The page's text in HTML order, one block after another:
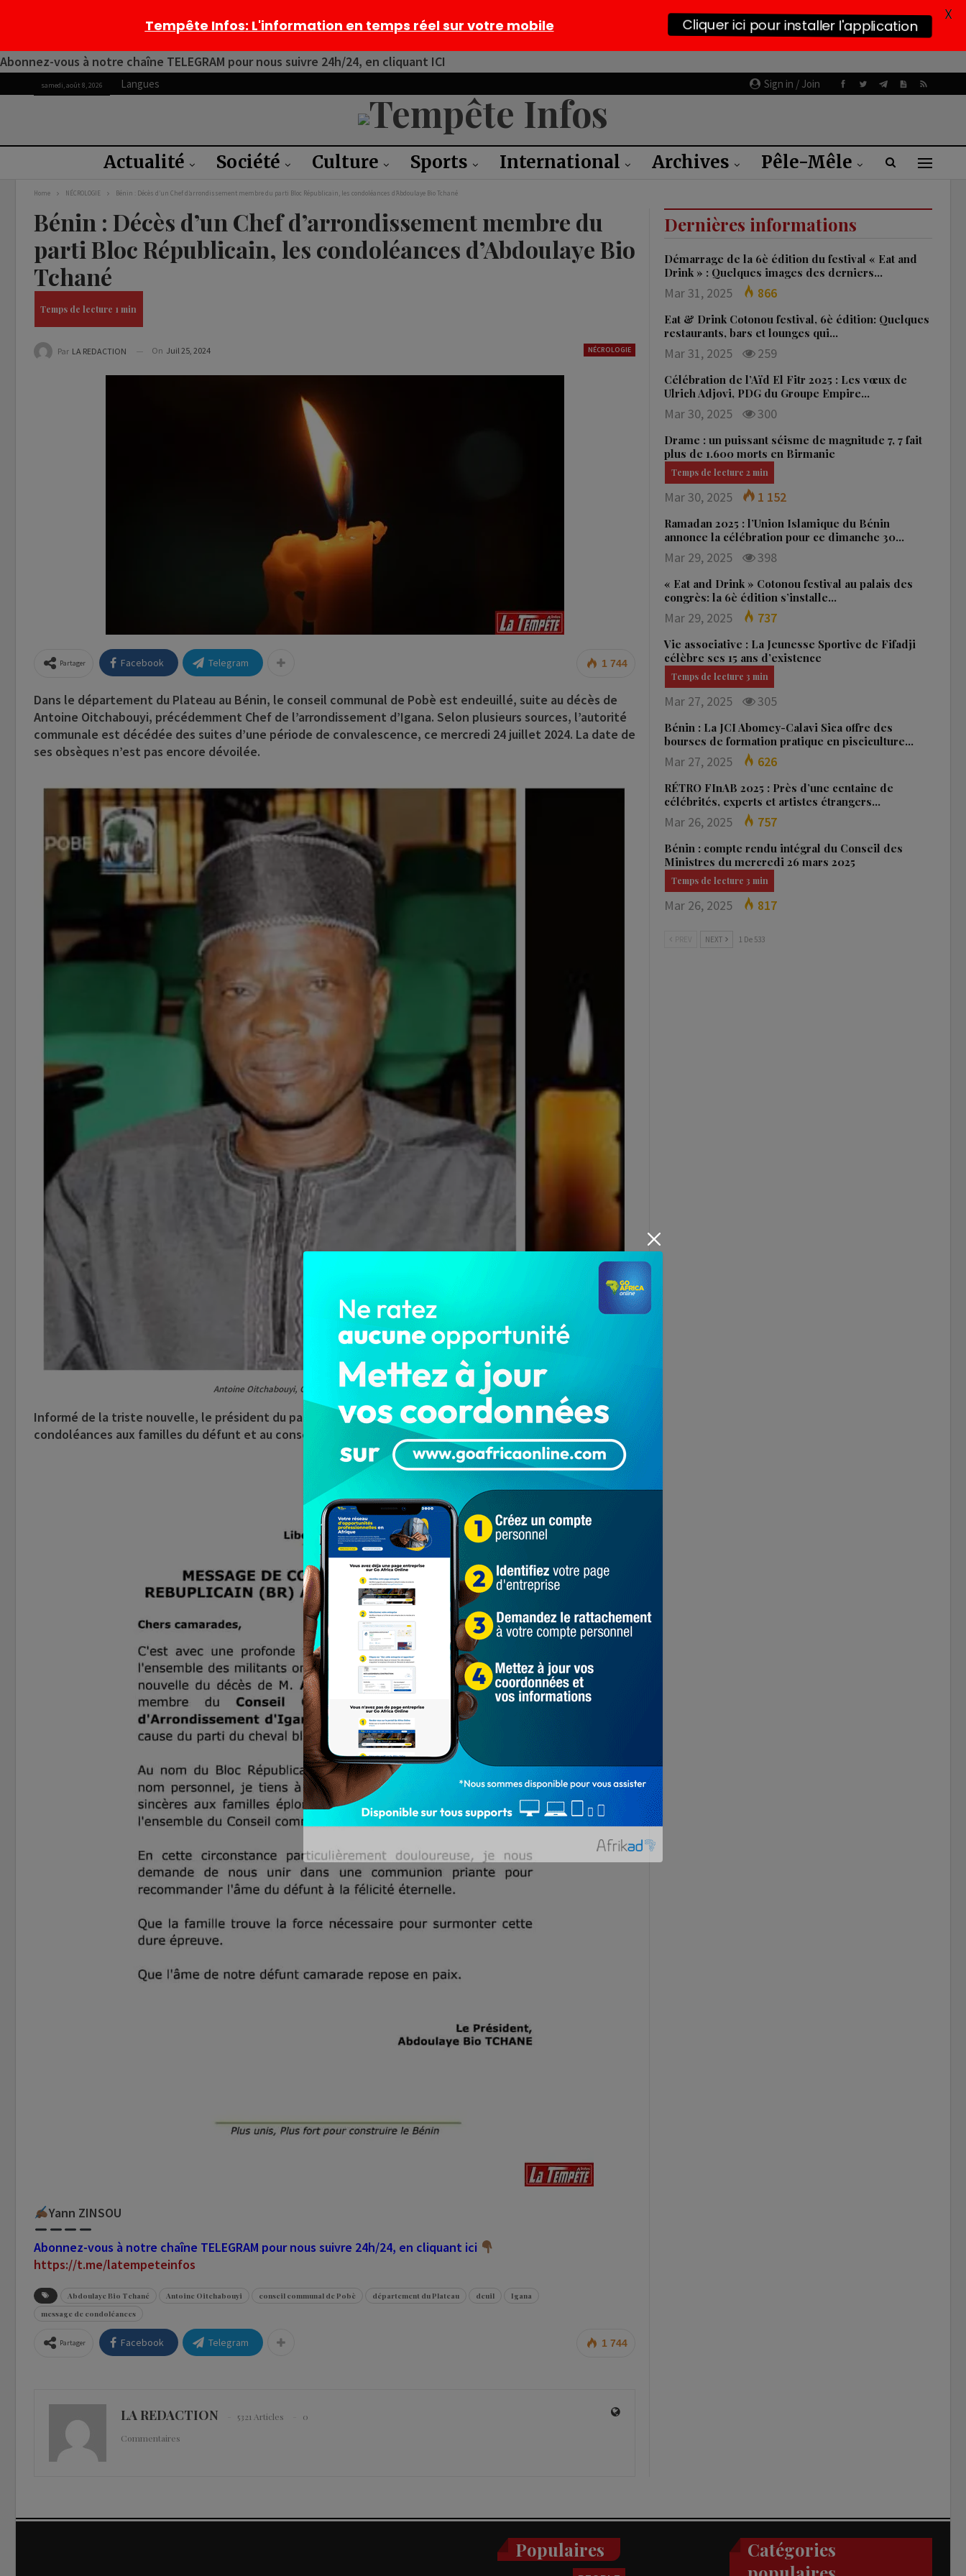
Abonnez-vous à notre chaîne TELEGRAM pour nous suivre 24h/24, en cliquant ICI
Sign in / Join
samedi, août 8, 2026 Langues
Actualité Société Culture Sports International Archives Pêle-Mêle
Home NÉCROLOGIE Bénin : Décès d’un Chef d’arrondissement membre du parti Bloc Républicain, les condoléances d’Abdoulaye Bio Tchané
Bénin : Décès d’un Chef d’arrondissement membre du
parti Bloc Républicain, les condoléances d’Abdoulaye Bio
Tchané
NÉCROLOGIE
Par LA REDACTION On Juil 25, 2024
1 744
Partager Facebook Telegram
Dans le département du Plateau au Bénin, le conseil communal de Pobè est endeuillé, suite au décès de
Antoine Oitchabouyi, précédemment Chef de l’arrondissement d’Igana. Selon plusieurs sources, l’autorité
communale est décédée des suites d’une période de convalescence, ce mercredi 24 juillet 2024. La date de
ses obsèques n’est pas encore dévoilée.
Antoine Oitchabouyi, CA défunt de l’arrondissement d’Igana
Informé de la triste nouvelle, le président du parti Bloc Républicain, Abdoulaye Bio Tchané a exprimé ses
condoléances aux familles du défunt et au conseil communal de Pobè.
Yann ZINSOU
Abonnez-vous à notre chaîne TELEGRAM pour nous suivre 24h/24, en cliquant ici
https://t.me/latempeteinfos
Abdoulaye Bio Tchané Antoine Oitchabouyi conseil communal de Pobè département du Plateau deuil
Igana
message de condoléances
1 744
Partager Facebook Telegram
LA REDACTION 5321 Articles
0
Commentaires
Dernières informations
Démarrage de la 6è édition du festival « Eat and
Drink » : Quelques images des derniers…
Mar 31, 2025 866
Eat & Drink Cotonou festival, 6è édition: Quelques
restaurants, bars et lounges qui…
Mar 31, 2025 259
Célébration de l’Aïd El Fitr 2025 : Les vœux de
Ulrich Adjovi, PDG du Groupe Empire…
Mar 30, 2025 300
Drame : un puissant séisme de magnitude 7, 7 fait
plus de 1.600 morts en Birmanie
Mar 30, 2025 1 152
Ramadan 2025 : l’Union Islamique du Bénin
annonce la célébration pour ce dimanche 30…
Mar 29, 2025 398
« Eat and Drink » Cotonou festival au palais des
congrès: la 6è édition s’installe…
Mar 29, 2025 737
Vie associative : La Jeunesse Sportive de Fifadji
célèbre ses 15 ans d’existence
Mar 27, 2025 305
Bénin : La JCI Abomey-Calavi Sica offre des
bourses de formation pratique en pisciculture…
Mar 27, 2025 626
RÉTRO FInAB 2025 : Près d’une centaine de
célébrités, experts et artistes étrangers…
Mar 26, 2025 757
Bénin : compte rendu intégral du Conseil des
Ministres du mercredi 26 mars 2025
Mar 26, 2025 817
NEXT 1 De 533
Populaires
Catégories
Tempête Infos: L'information en temps réel sur votre mobile Cliquer ici pour installer l'application
X